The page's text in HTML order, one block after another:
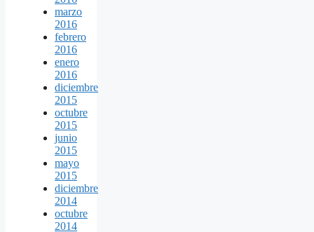
marzo
2016
febrero
2016
enero
2016
diciembre
2015
octubre
2015
junio
2015
mayo
2015
diciembre
2014
octubre
2014